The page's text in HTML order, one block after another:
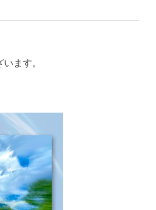
ます。